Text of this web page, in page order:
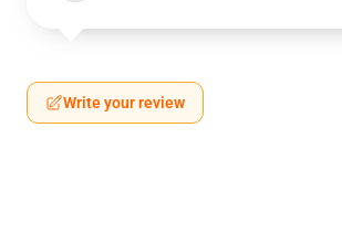
Write your review